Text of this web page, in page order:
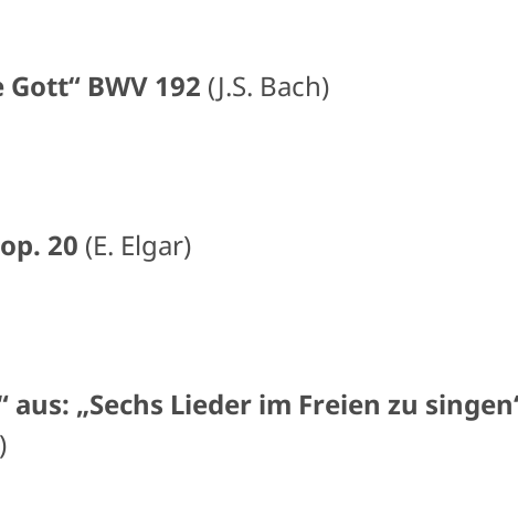
BWV 192 (J.S. Bach)
20 (E. Elgar)
„Sechs Lieder im Freien zu